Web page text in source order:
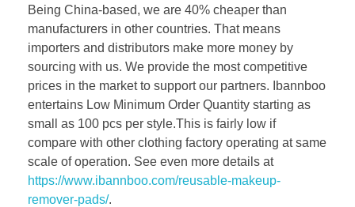
Being China-based, we are 40% cheaper than
manufacturers in other countries. That means
importers and distributors make more money by
sourcing with us. We provide the most competitive
prices in the market to support our partners. Ibannboo
entertains Low Minimum Order Quantity starting as
small as 100 pcs per style.This is fairly low if
compare with other clothing factory operating at same
scale of operation. See even more details at
https://www.ibannboo.com/reusable-makeup-
remover-pads/.